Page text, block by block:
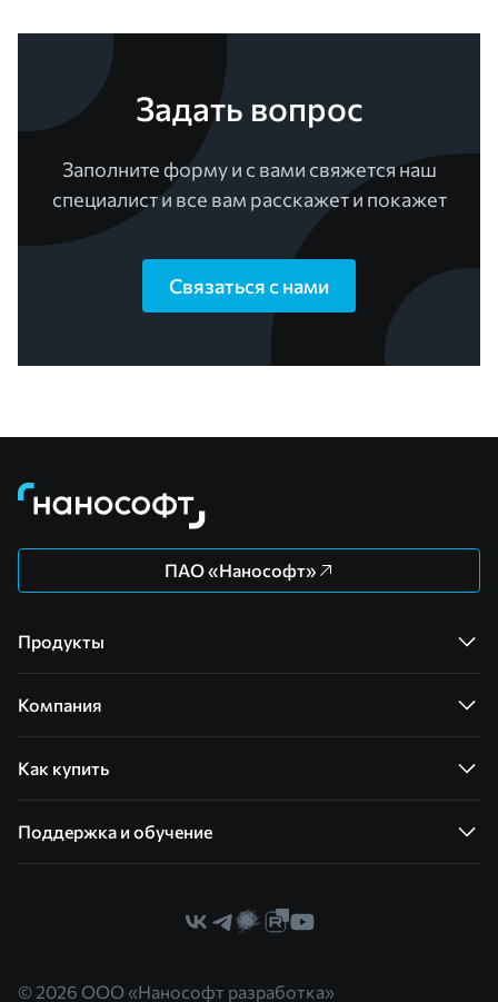
Задать вопрос
Заполните форму и с вами свяжется наш
специалист и все вам расскажет и покажет
Связаться с нами
ПАО «Нанософт»
Продукты
Компания
Как купить
Поддержка и обучение
© 2026 ООО «Нанософт разработка»